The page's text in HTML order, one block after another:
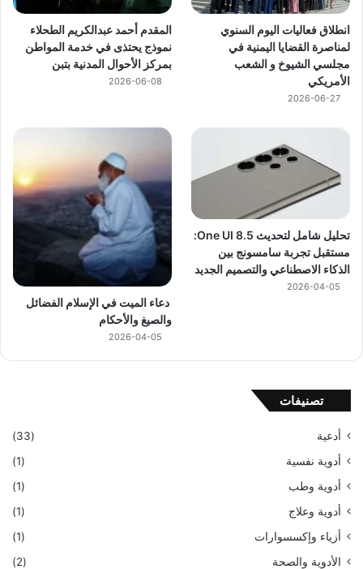
انطلاق فعاليات اليوم السنوي
لمناصرة القضايا اليمنية في
مجلسي الشيوخ و الشعب
الأمريكي
2026-06-27
المقدم أحمد عبدالكريم الطحلاء
نموذج يحتذى في خدمة المواطن
بمركز الأحوال المدنية بتبن
2026-06-08
تحليل شامل لتحديث One UI 8.5:
مستقبل تجربة سامسونج بين
الذكاء الاصطناعي والتصميم الجديد
2026-04-05
دعاء الميت في الإسلام الفضائل
والصيغ والأحكام
2026-04-05
تصنيفات
أدعية
(33)
أدوية نفسية
(1)
أدوية وطب
(1)
أدوية وعلاج
(1)
أزياء وإكسسوارات
(1)
الأدوية والصحة
(2)